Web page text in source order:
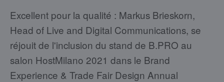
Excellent pour la qualité : Markus Brieskorn,
Head of Live and Digital Communications, se
réjouit de l'inclusion du stand de B.PRO au
salon HostMilano 2021 dans le Brand
Experience & Trade Fair Design Annual